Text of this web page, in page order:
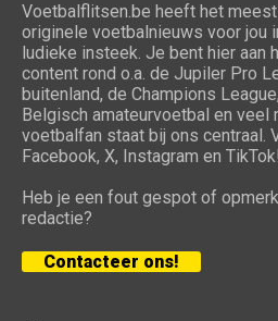
Voetbalflitsen.be heeft het
originele voetbalnieuws voor jou
ludieke insteek. Je bent hier aan
content rond o.a. de Jupiler Pro
buitenland, de Champions
Belgisch amateurvoetbal en veel
voetbalfan staat bij ons centraal.
Facebook, X, Instagram en TikTok!
Heb je een fout gespot of
redactie?
Contacteer ons!